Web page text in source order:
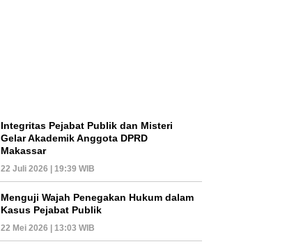
Integritas Pejabat Publik dan Misteri
Gelar Akademik Anggota DPRD
Makassar
22 Juli 2026 | 19:39 WIB
Menguji Wajah Penegakan Hukum dalam
Kasus Pejabat Publik
22 Mei 2026 | 13:03 WIB